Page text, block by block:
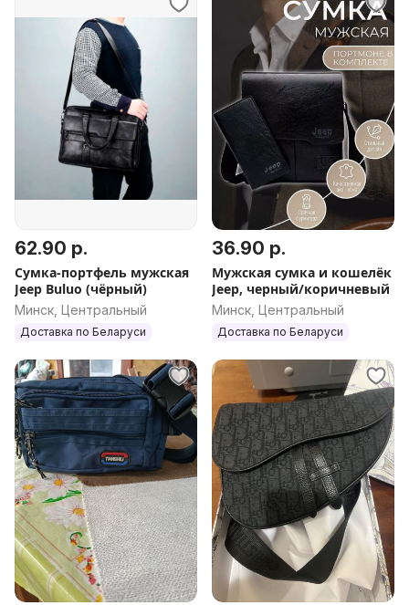
62.90 р.
Сумка-портфель мужская
Jeep Buluo (чёрный)
Минск, Центральный
Доставка по Беларуси
36.90 р.
Мужская сумка и кошелёк
Jeep, черный/коричневый
Минск, Центральный
Доставка по Беларуси